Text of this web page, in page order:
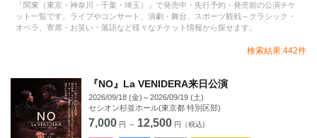
「関東（東京・神奈川・千葉・埼玉）」で発売中・先行予約・発売前の公演チケ
ット一覧です。ライブやコンサート、演劇・舞台、スポーツ観戦～クラシック・
オペラ、寄席・お笑い・落語など様々なチケット情報から探せます。
検索結果:442件
『NO』La VENIDERA来日公演
2026/09/18 (金)～2026/09/19 (土)
セシオン杉並ホール(東京都 特別区部)
7,000 円 ～ 12,500 円（税込)